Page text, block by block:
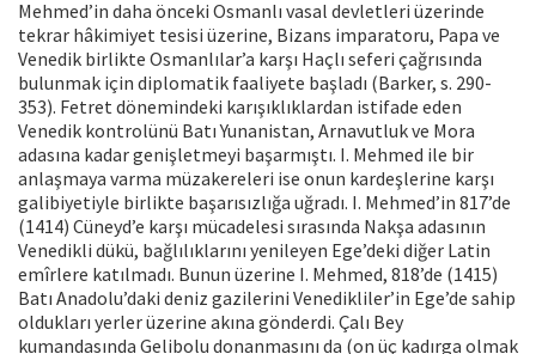
Mehmed’in daha önceki Osmanlı vasal devletleri üzerinde
tekrar hâkimiyet tesisi üzerine, Bizans imparatoru, Papa ve
Venedik birlikte Osmanlılar’a karşı Haçlı seferi çağrısında
bulunmak için diplomatik faaliyete başladı (Barker, s. 290-
353). Fetret dönemindeki karışıklıklardan istifade eden
Venedik kontrolünü Batı Yunanistan, Arnavutluk ve Mora
adasına kadar genişletmeyi başarmıştı. I. Mehmed ile bir
anlaşmaya varma müzakereleri ise onun kardeşlerine karşı
galibiyetiyle birlikte başarısızlığa uğradı. I. Mehmed’in 817’de
(1414) Cüneyd’e karşı mücadelesi sırasında Nakşa adasının
Venedikli dükü, bağlılıklarını yenileyen Ege’deki diğer Latin
emîrlere katılmadı. Bunun üzerine I. Mehmed, 818’de (1415)
Batı Anadolu’daki deniz gazilerini Venedikliler’in Ege’de sahip
oldukları yerler üzerine akına gönderdi. Çalı Bey
kumandasında Gelibolu donanmasını da (on üç kadırga olmak